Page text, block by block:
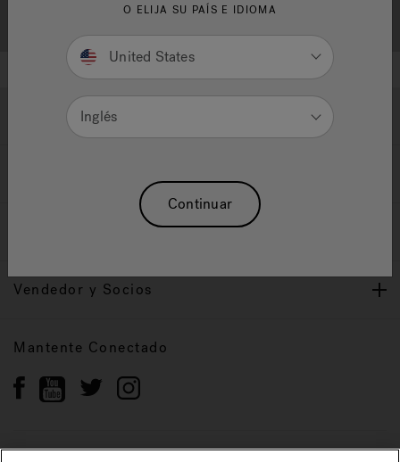
Localizador de
Ayuda y Apoyo
Vendedor y Socios
Mantente Conectado
O ELIJA SU PAÍS E IDIOMA
United States
Inglés
Continuar